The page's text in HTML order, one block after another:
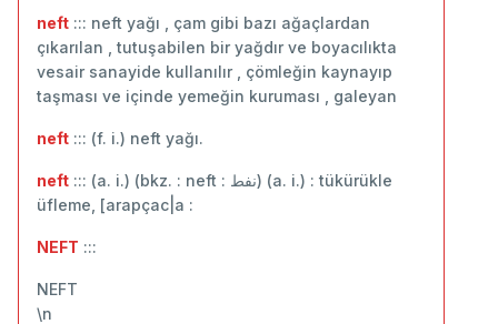
neft ::: neft yağı , çam gibi bazı ağaçlardan
çıkarılan , tutuşabilen bir yağdır ve boyacılıkta
vesair sanayide kullanılır , çömleğin kaynayıp
taşması ve içinde yemeğin kuruması , galeyan
neft ::: (f. i.) neft yağı.
neft ::: (a. i.) (bkz. : neft : نفط) (a. i.) : tükürükle
üfleme, [arapçac|a :
NEFT :::
NEFT
\n